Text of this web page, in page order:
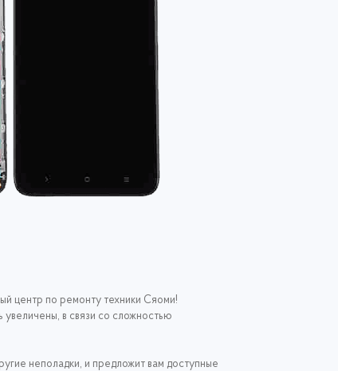
центр по ремонту техники Сяоми!
увеличены, в связи со сложностью
неполадки, и предложит вам доступные